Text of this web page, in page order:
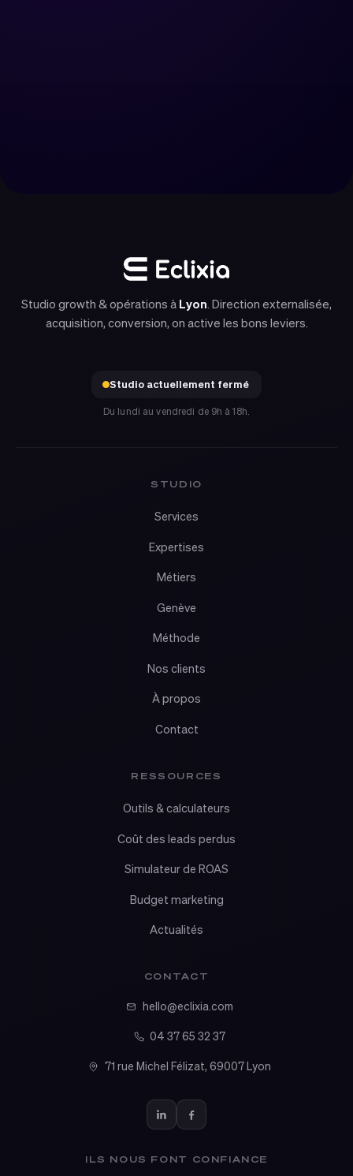
Studio growth & opérations à Lyon. Direction externalisée,
acquisition, conversion, on active les bons leviers.
Studio actuellement fermé
Du lundi au vendredi de 9h à 18h.
STUDIO
Services
Expertises
Métiers
Genève
Méthode
Nos clients
À propos
Contact
RESSOURCES
Outils & calculateurs
Coût des leads perdus
Simulateur de ROAS
Budget marketing
Actualités
CONTACT
hello@eclixia.com
04 37 65 32 37
71 rue Michel Félizat, 69007 Lyon
ILS NOUS FONT CONFIANCE